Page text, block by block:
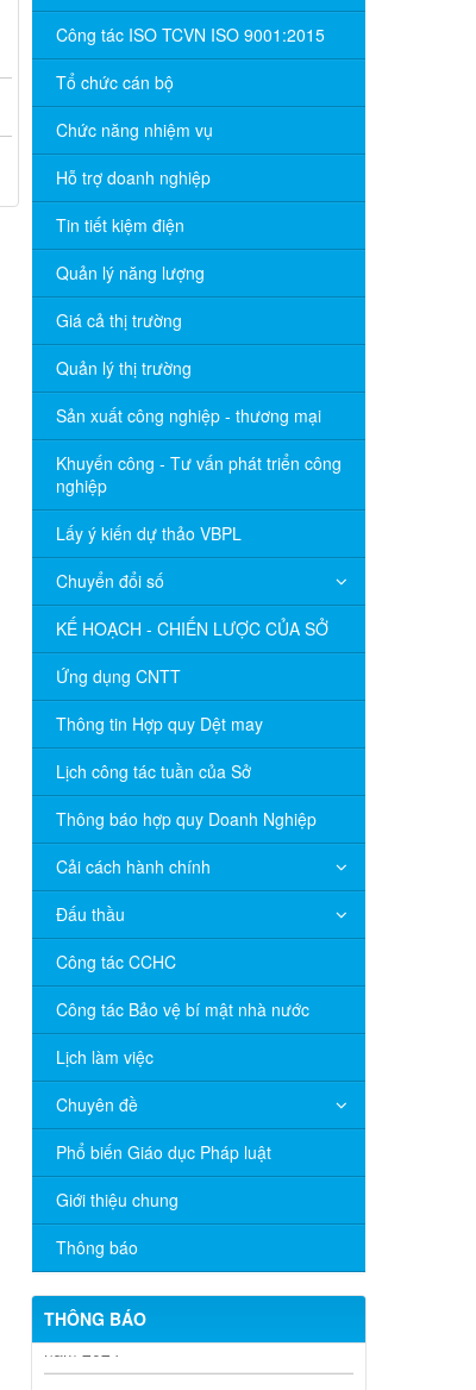
Công tác ISO TCVN ISO 9001:2015
Tổ chức cán bộ
Chức năng nhiệm vụ
Hỗ trợ doanh nghiệp
Tin tiết kiệm điện
Quản lý năng lượng
Giá cả thị trường
Quản lý thị trường
Sản xuất công nghiệp - thương mại
Khuyến công - Tư vấn phát triển công
nghiệp
Lấy ý kiến dự thảo VBPL
Chuyển đổi số
KẾ HOẠCH - CHIẾN LƯỢC CỦA SỞ
Ứng dụng CNTT
Thông tin Hợp quy Dệt may
Lịch công tác tuần của Sở
Thông báo hợp quy Doanh Nghiệp
Cải cách hành chính
Đấu thầu
Công tác CCHC
Công tác Bảo vệ bí mật nhà nước
Lịch làm việc
Chuyên đề
Phổ biến Giáo dục Pháp luật
Giới thiệu chung
Thông báo
THÔNG BÁO
V/v đề nghị báo cáo hệ thống phân